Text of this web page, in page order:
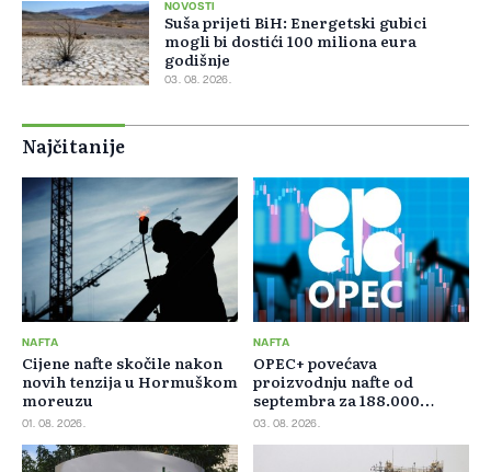
NOVOSTI
Suša prijeti BiH: Energetski gubici
mogli bi dostići 100 miliona eura
godišnje
03. 08. 2026.
Najčitanije
NAFTA
Cijene nafte skočile nakon
novih tenzija u Hormuškom
moreuzu
01. 08. 2026.
NAFTA
OPEC+ povećava
proizvodnju nafte od
septembra za 188.000
barela dnevno
03. 08. 2026.